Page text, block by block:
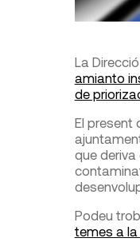
La
amianto
de
El present
que deriva
Podeu
temes a